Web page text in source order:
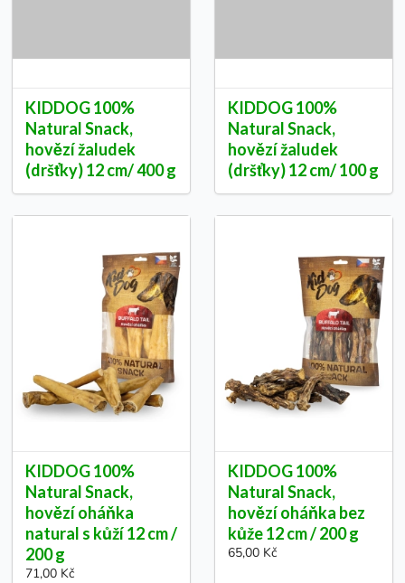
KIDDOG 100%
Natural Snack,
hovězí žaludek
(dršťky) 12 cm/ 400 g
KIDDOG 100%
Natural Snack,
hovězí žaludek
(dršťky) 12 cm/ 100 g
KIDDOG 100%
Natural Snack,
hovězí oháňka
natural s kůží 12 cm /
200 g
71,00 Kč
KIDDOG 100%
Natural Snack,
hovězí oháňka bez
kůže 12 cm / 200 g
65,00 Kč